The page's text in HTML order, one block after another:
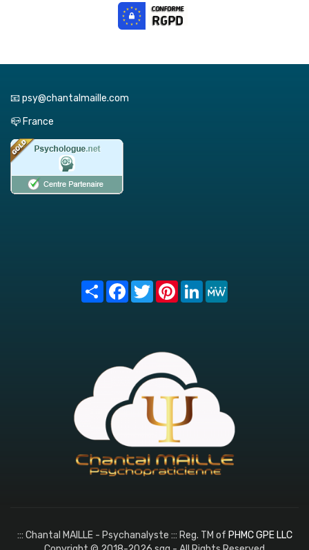
📧 psy@chantalmaille.com
📪 France
Share FacebookTwitterPinterest
LinkedIn
::: Chantal MAILLE - Psychanalyste ::: Reg. TM of PHMC GPE LLC